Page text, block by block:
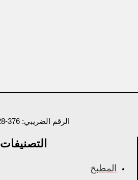
الرقم الضريبي: 376-328-413
التصنيفات
المطبخ